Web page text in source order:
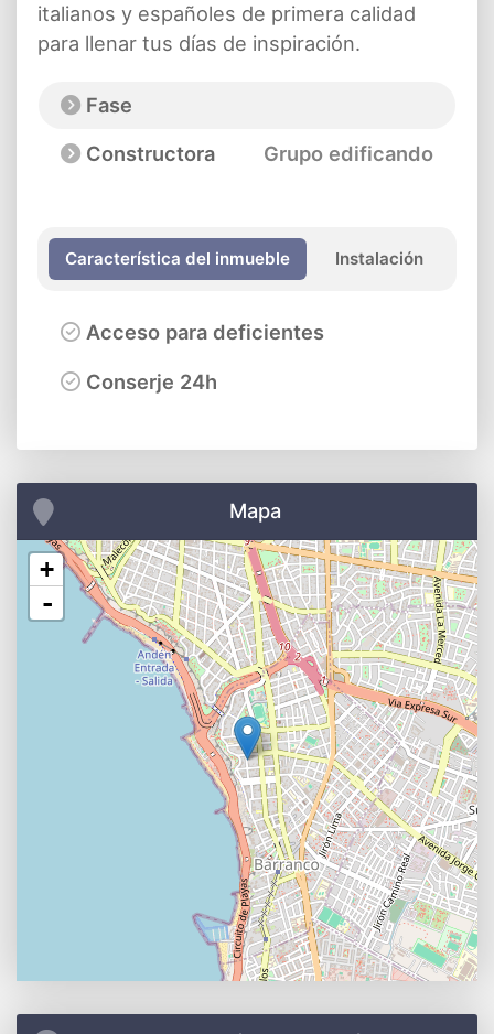
italianos y españoles de primera calidad
para llenar tus días de inspiración.
Fase
Constructora
Grupo edificando
Característica del inmueble Instalación
Acceso para deficientes
Conserje 24h
Mapa
+
-